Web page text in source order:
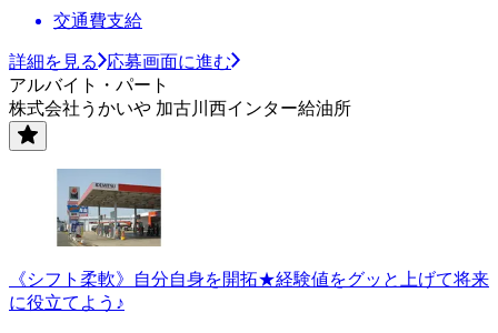
交通費支給
詳細を見る
応募画面に進む
アルバイト・パート
株式会社うかいや 加古川西インター給油所
《シフト柔軟》自分自身を開拓★経験値をグッと上げて将来
に役立てよう♪